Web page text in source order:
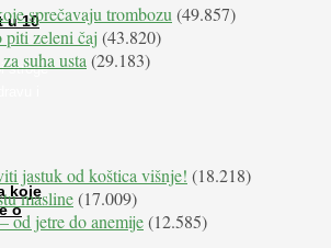
u 10
stroge
i
koje
o
sprečavaju trombozu (49.857)
piti zeleni čaj (43.820)
suha usta (29.183)
jastuk od koštica višnje! (18.218)
masline(17.009)
od jetre do anemije(12.585)